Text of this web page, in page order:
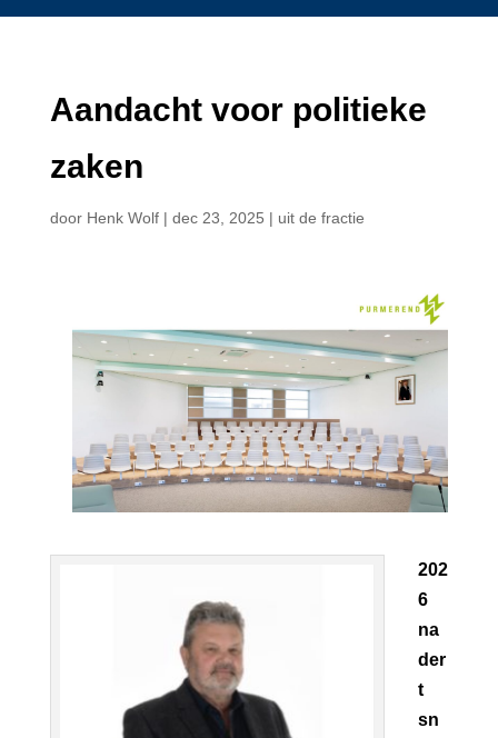
Aandacht voor politieke
zaken
door Henk Wolf| dec 23, 2025 | uit de fractie
202
6
na
der
t
sn